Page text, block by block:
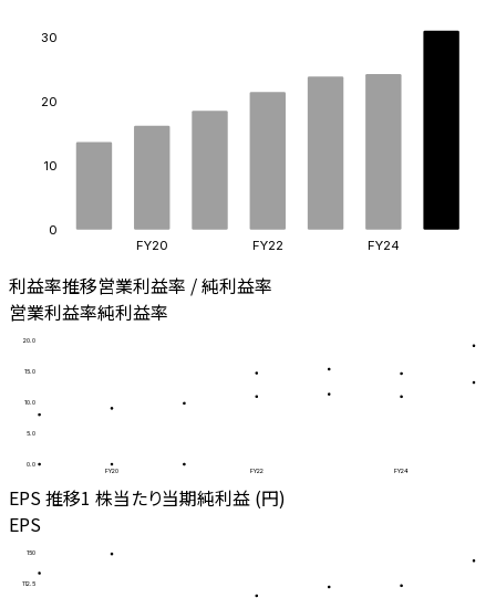
0
10
20
30
FY20 FY22 FY24
利益率推移営業利益率 / 純利益率
営業利益率純利益率
0.0
5.0
10.0
15.0
20.0
FY20 FY22 FY24
EPS 推移1 株当たり当期純利益 (円)
EPS
112.5
150